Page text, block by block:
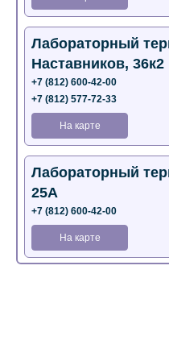
Лабораторный
Наставников, 36к2
+7 (812) 600-42-00
+7 (812) 577-72-33
На карте
Лабораторный
25А
+7 (812) 600-42-00
На карте